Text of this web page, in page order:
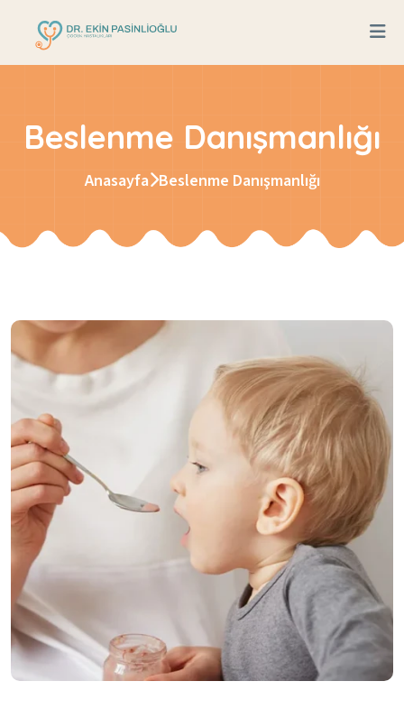
Beslenme Danışmanlığı
Anasayfa Beslenme Danışmanlığı